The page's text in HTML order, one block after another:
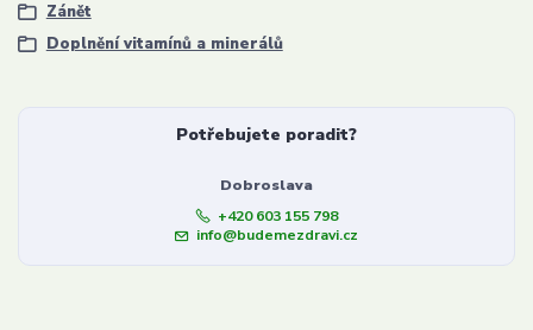
Zánět
Doplnění vitamínů a minerálů
Potřebujete poradit?
Dobroslava
+420 603 155 798
info@budemezdravi.cz